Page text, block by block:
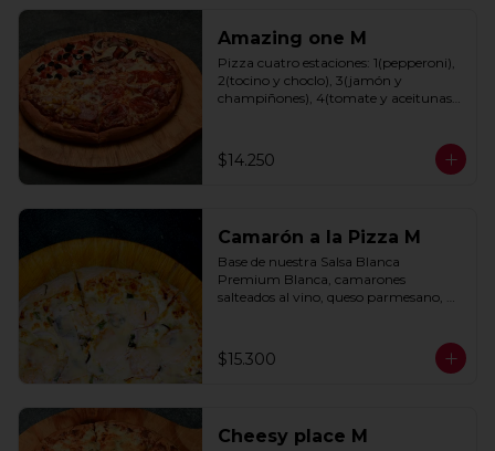
Amazing one M
Pizza cuatro estaciones: 1(pepperoni),
2(tocino y choclo), 3(jamón y
champiñones), 4(tomate y aceitunas
oregano y especias.
$14.250
Camarón a la Pizza M
Base de nuestra Salsa Blanca
Premium Blanca, camarones
salteados al vino, queso parmesano,
$15.300
Cheesy place M